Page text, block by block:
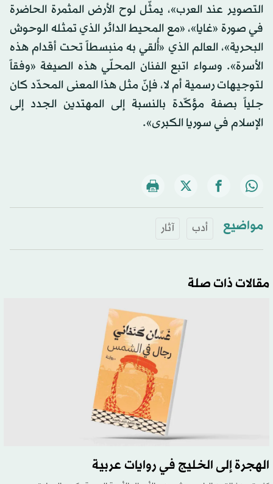
التصوير عند العرب»، يمثّل لوح الأرض المثمرة الحاضرة
في صورة «غايا»، «مع المحيط الدائر الذي تمثله الوحوش
البحرية»، العالم الذي «أُلقي به منبسطاً تحت أقدام هذه
الأسرة». وسواء اتبع الفنان المحلّي هذه الصيغة «وفقاً
لتوجيهات رسمية أم لا، فإنّ مثل هذا المعنى المحدّد كان
جلياً بصفة مؤكّدة بالنسبة إلى المهتدين الجدد إلى
الإسلام في سوريا الكبرى».
مواضيع أدب آثار
مقالات ذات صلة
الهجرة إلى الخليج في روايات عربية